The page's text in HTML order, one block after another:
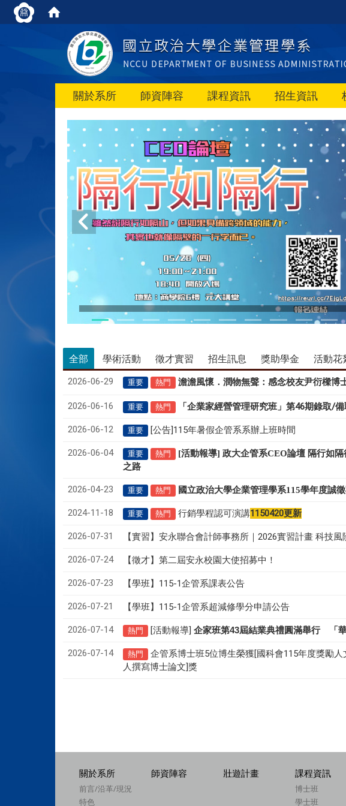
關於系所 師資陣容 課程資訊 招生資訊
115/05/28 CEO論壇活動
全部 學術活動 徵才實習 招生訊息 獎助學金 活動花
2026-06-29 重要 熱門 澹澹風懷．潤物無聲： 感念校友尹衍樑博
2026-06-16 重要 熱門 「企業家經營管理研究班」第46期錄取/
2026-06-12 重要 [公告]115年暑假企管系系辦上班時間
2026-06-04 重要 熱門
[活動報導] 政大企管系CEO論壇 隔行如
之路
2026-04-23 重要 熱門 國立政治大學企業管理學系115學年度誠
2024-11-18 重要 熱門 行銷學程認可演講1150420更新
2026-07-31 【實習】安永聯合會計師事務所｜2026實習計畫 科技風
2026-07-24 【徵才】第二屆安永校園大使招募中！
2026-07-23 【學班】115-1企管系課表公告
2026-07-21 【學班】115-1企管系超減修學分申請公告
2026-07-14 熱門 [活動報導]企家班第43屆結業典禮圓滿舉行 「
2026-07-14 熱門
企管系博士班5位博生榮獲[國科會115年度獎勵
人撰寫博士論文]獎
關於系所
前言/沿革/現況
特色
師資陣容 壯遊計畫 課程資訊
博士班
學士班